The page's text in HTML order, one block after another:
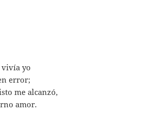
vivía yo
error;
me alcanzó,
amor.